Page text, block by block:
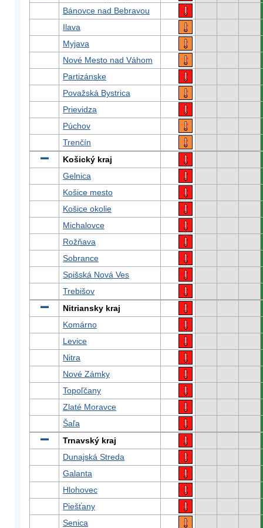
Bánovce nad Bebravou
Ilava
Myjava
Nové Mesto nad Váhom
Partizánske
Považská Bystrica
Prievidza
Púchov
Trenčín
Košický kraj
Gelnica
Košice mesto
Košice okolie
Michalovce
Rožňava
Sobrance
Spišská Nová Ves
Trebišov
Nitriansky kraj
Komárno
Levice
Nitra
Nové Zámky
Topoľčany
Zlaté Moravce
Šaľa
Trnavský kraj
Dunajská Streda
Galanta
Hlohovec
Piešťany
Senica